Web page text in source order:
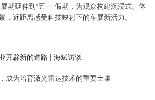
期延伸到“五一”假期，为观众构建沉浸式、体
，近距离感受科技映衬下的车展新活力。
开辟新的道路 | 海斌访谈
成为培育激光雷达技术的重要土壤